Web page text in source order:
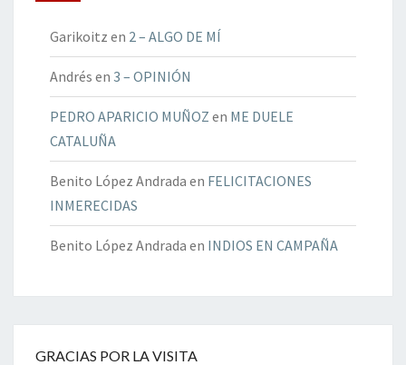
Garikoitz en 2 – ALGO DE MÍ
Andrés en 3 – OPINIÓN
PEDRO APARICIO MUÑOZ en ME DUELE
CATALUÑA
Benito López Andrada en FELICITACIONES
INMERECIDAS
Benito López Andrada en INDIOS EN CAMPAÑA
GRACIAS POR LA VISITA